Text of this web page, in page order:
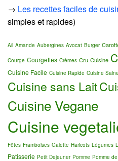
→ Les recettes faciles de
simples et rapides)
Ail Amande Aubergines Avocat Burger
Courge Courgettes Crèmes Cru Cuisine
Cuisine Facile Cuisine Rapide Cuisine
Cuisine sans Lait
Cuisine Vegane
Cuisine
Fêtes Framboises Galette Haricots Légumes
Patisserie Petit Dejeuner Pomme Pomme